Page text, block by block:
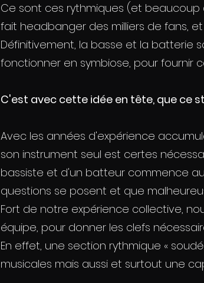
Ce sont ces rythmiques (et beaucoup
fait headbanger des milliers de fans,
Définitivement, la basse et la batterie
fonctionner en symbiose, pour fournir
C'est avec cette idée en tête, que ce
Avec les années d'expérience
son instrument seul est certes
bassiste et d'un batteur commence
questions se posent et que
Fort de notre expérience collective,
équipe, pour donner les clefs
En effet, une section rythmique «
musicales mais aussi et surtout une